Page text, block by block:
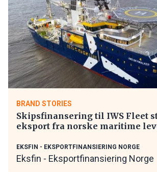
BRAND STORIES
Skipsfinansering til IWS Fleet
eksport fra norske maritime
EKSFIN - EKSPORTFINANSIERING NORGE
Eksfin - Eksportfinansiering Norge